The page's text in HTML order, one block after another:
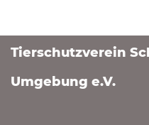
Tierschutzverein
Umgebung e.V.